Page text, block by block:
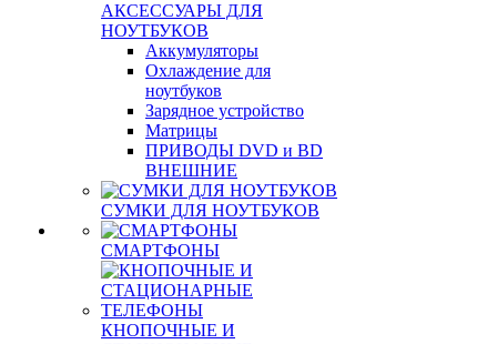
АКСЕССУАРЫ ДЛЯ
НОУТБУКОВ
Аккумуляторы
Охлаждение для
ноутбуков
Зарядное устройство
Матрицы
ПРИВОДЫ DVD и BD
ВНЕШНИЕ
СУМКИ ДЛЯ НОУТБУКОВ
СМАРТФОНЫ
КНОПОЧНЫЕ И